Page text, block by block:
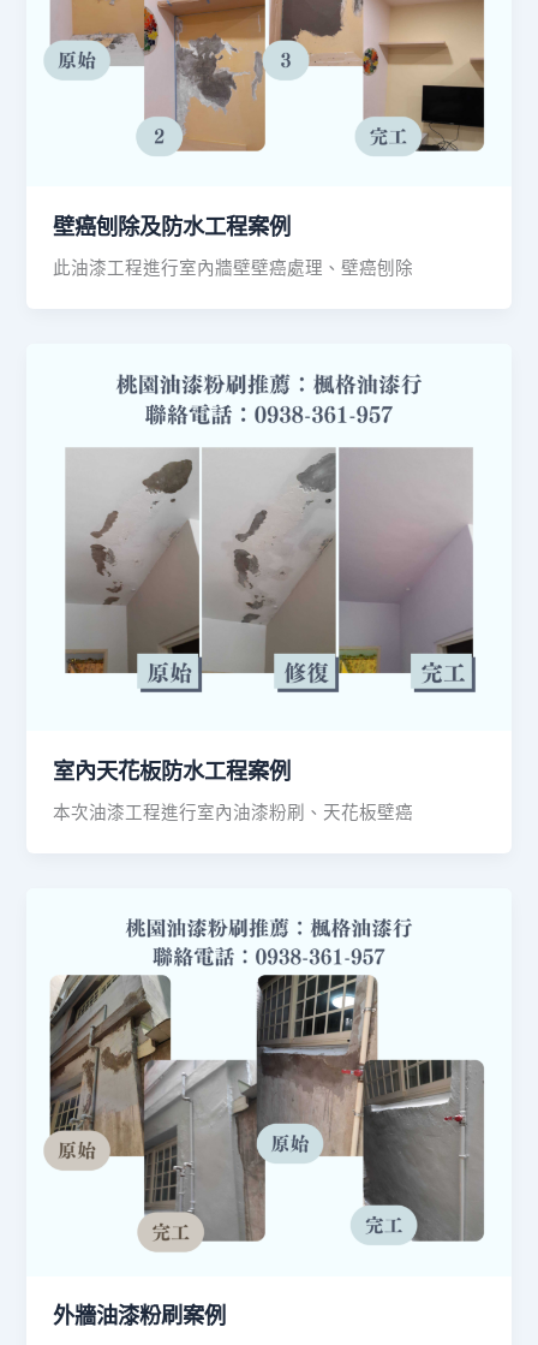
壁癌刨除及防水工程案例
此油漆工程進行室內牆壁壁癌處理、壁癌刨除
室內天花板防水工程案例
本次油漆工程進行室內油漆粉刷、天花板壁癌
外牆油漆粉刷案例